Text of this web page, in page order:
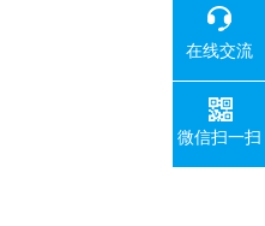
在线交流
微信扫一扫